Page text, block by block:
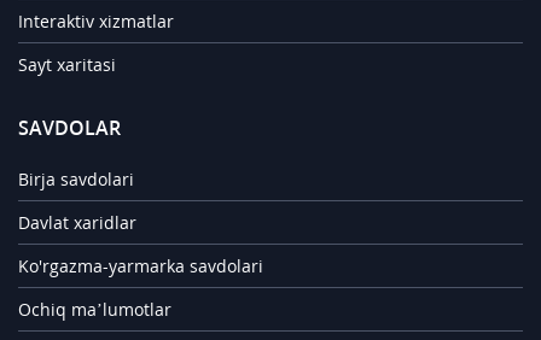
Interaktiv xizmatlar
Sayt xaritasi
SAVDOLAR
Birja savdolari
Davlat xaridlar
Ko'rgazma-yarmarka savdolari
Ochiq ma’lumotlar